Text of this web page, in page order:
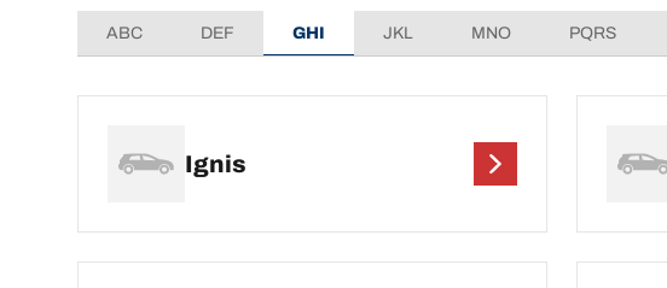
ABC DEF GHI JKL MNO PQRS
Ignis